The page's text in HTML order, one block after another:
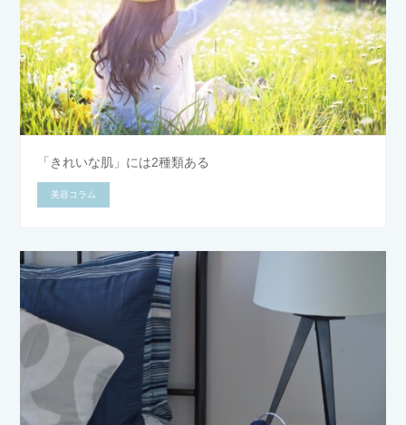
「きれいな肌」には2種類ある
美容コラム